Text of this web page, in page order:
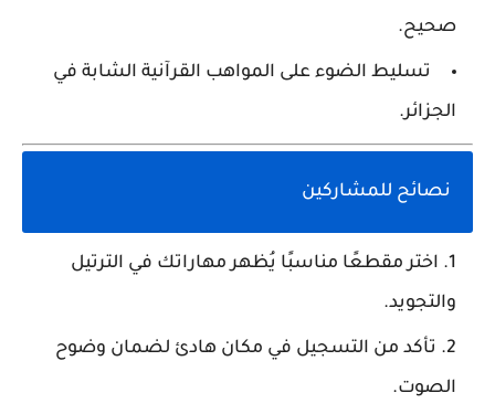
صحيح.
تسليط الضوء على المواهب القرآنية الشابة في
الجزائر.
نصائح للمشاركين
اختر مقطعًا مناسبًا يُظهر مهاراتك في الترتيل
والتجويد.
تأكد من التسجيل في مكان هادئ لضمان وضوح
الصوت.